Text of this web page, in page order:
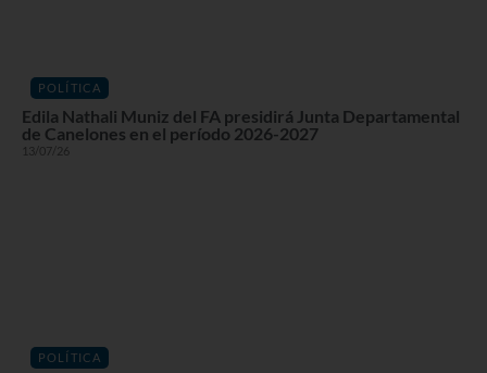
POLÍTICA
Edila Nathali Muniz del FA presidirá Junta Departamental
de Canelones en el período 2026-2027
13/07/26
POLÍTICA